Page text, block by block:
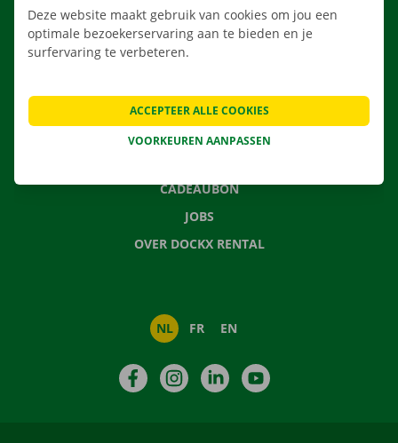
VERHUISOPLOSSINGEN
CONTACTEER ONS
VEELGESTELDE VRAGEN
CADEAUBON
JOBS
OVER DOCKX RENTAL
NL FR EN
FacebookInstagramLinkedIn
Deze website maakt gebruik van cookies om jou een
optimale bezoekerservaring aan te bieden en je
surfervaring te verbeteren.
VOORKEUREN AANPASSEN
ACCEPTEER ALLE COOKIES